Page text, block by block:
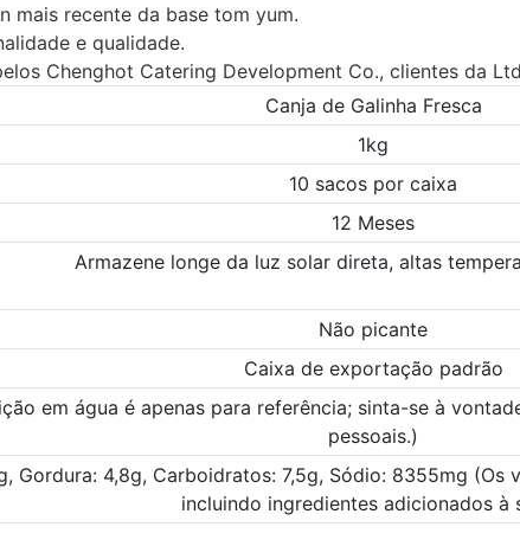
mais recente da base tom yum.
e qualidade.
Chenghot Catering Development Co., clientes da
Canja de Galinha Fresca
1kg
10 sacos por caixa
12 Meses
Armazene longe da luz solar direta, altas
Não picante
Caixa de exportação padrão
em água é apenas para referência; sinta-se à
pessoais.)
Gordura: 4,8g, Carboidratos: 7,5g, Sódio: 8355mg
incluindo ingredientes adicionados à